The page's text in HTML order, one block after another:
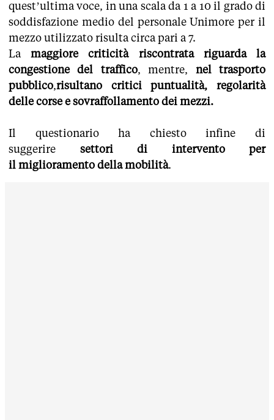
quest’ultima voce, in una scala da 1 a 10 il grado di
soddisfazione medio del personale Unimore per il
mezzo utilizzato risulta circa pari a 7.
Lamaggiore criticità riscontrata riguarda la
congestione del traffico, mentre, nel trasporto
pubblico,risultano critici puntualità, regolarità
delle corse e sovraffollamento dei mezzi.
Il questionario ha chiesto infine di
suggerire settori di intervento per
ilmiglioramento della mobilità.